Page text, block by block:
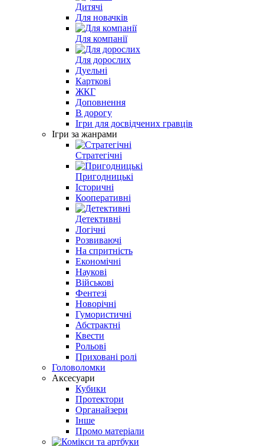
Дитячі
Для новачків
Для компанії
Для дорослих
Дуельні
Карткові
ЖКГ
Доповнення
В дорогу
Ігри для досвідчених гравців
Ігри за жанрами
Стратегічні
Пригодницькі
Історичні
Кооперативні
Детективні
Логічні
Розвиваючі
На спритність
Економічні
Наукові
Військові
Фентезі
Новорічні
Гумористичні
Абстрактні
Квести
Рольові
Приховані ролі
Головоломки
Аксесуари
Кубики
Протектори
Органайзери
Інше
Промо матеріали